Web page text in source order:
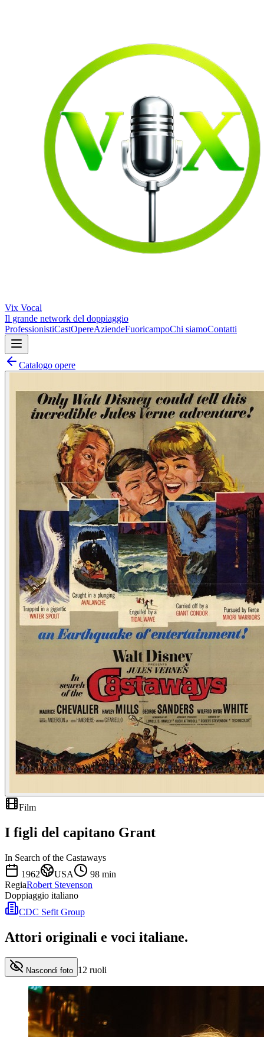
Vix Vocal
Il grande network del doppiaggio
ProfessionistiCastOpereAziendeFuoricampoChi siamoContatti
Catalogo opere
Film
I figli del capitano Grant
In Search of the Castaways
1962
USA 98 min
RegiaRobert Stevenson
Doppiaggio italiano
CDC Sefit Group
Attori originali e voci italiane.
Nascondi foto 12 ruoli